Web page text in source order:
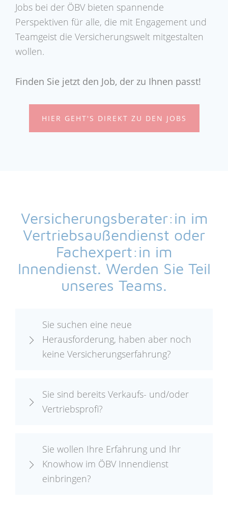
Jobs bei der ÖBV bieten spannende
Perspektiven für alle, die mit Engagement und
Teamgeist die Versicherungswelt mitgestalten
wollen.
Finden Sie jetzt den Job, der zu Ihnen passt!
HIER GEHT'S DIREKT ZU DEN JOBS
Versicherungsberater:in im
Vertriebsaußendienst oder
Fachexpert:in im
Innendienst. Werden Sie Teil
unseres Teams.
Sie suchen eine neue
Herausforderung, haben aber noch
keine Versicherungserfahrung?
Sie sind bereits Verkaufs- und/oder
Vertriebsprofi?
Sie wollen Ihre Erfahrung und Ihr
Knowhow im ÖBV Innendienst
einbringen?